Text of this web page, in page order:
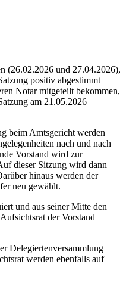
(26.02.2026 und 27.04.2026),
positiv abgestimmt
Notar mitgeteilt bekommen,
am 21.05.2026
beim Amtsgericht werden
nach und nach
Vorstand wird zur
dieser Sitzung wird dann
hinaus werden der
neu gewählt.
und aus seiner Mitte den
der Vorstand
Delegiertenversammlung
werden ebenfalls auf